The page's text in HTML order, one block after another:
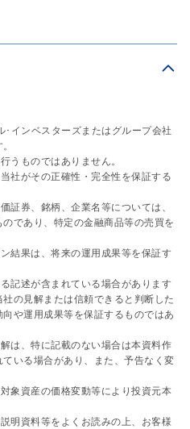
･インベスターズまたはグループ会社
うものではありません。
社がその正確性・完全性を保証する
証券、銘柄、企業名等については、
であり、特定の金融商品等の売買を
結果は、将来の運用成果等を保証す
記述が含まれている場合があります
の見解または信頼できると判断した
や運用成果等を保証するものではあ
は、特に記載のない場合は本資料作
いる場合があり、また、予告なく変
象資産の価格変動等により投資元本
明資料等をよくお読みの上、お客様